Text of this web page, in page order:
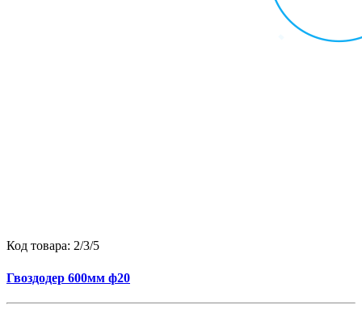
Код товара: 2/3/5
Гвоздодер 600мм ф20